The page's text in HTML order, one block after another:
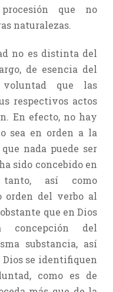
que no
naturalezas.
no es distinta del
de esencia del
que las
respectivos actos
En efecto, no hay
sea en orden a la
nada puede ser
sido concebido en
así como
orden del verbo al
que en Dios
del
substancia, así
Dios se identifiquen
como es de